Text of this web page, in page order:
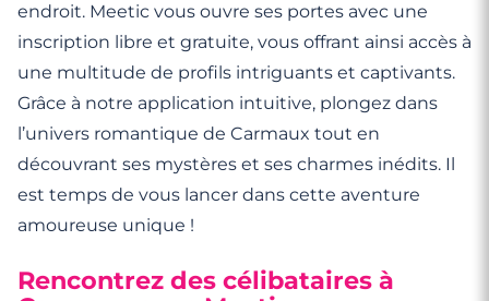
endroit. Meetic vous ouvre ses portes avec une
inscription libre et gratuite, vous offrant ainsi accès à
une multitude de profils intriguants et captivants.
Grâce à notre application intuitive, plongez dans
l’univers romantique de Carmaux tout en
découvrant ses mystères et ses charmes inédits. Il
est temps de vous lancer dans cette aventure
amoureuse unique !
Rencontrez des célibataires à